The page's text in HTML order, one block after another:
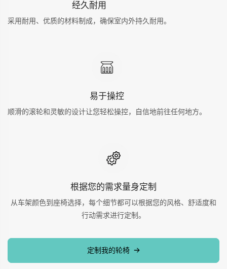
经久耐用
采用耐用、优质的材料制成，确保室内外持久耐用。
易于操控
顺滑的滚轮和灵敏的设计让您轻松操控，自信地前往任何地方。
根据您的需求量身定制
从车架颜色到座椅选择，每个细节都可以根据您的风格、舒适度和
行动需求进行定制。
定制我的轮椅